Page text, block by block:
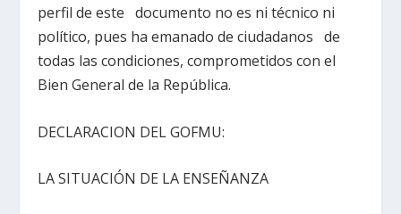
perfil de este documento no es ni técnico ni
político, pues ha emanado de ciudadanos de
todas las condiciones, comprometidos con el
Bien General de la República.
DECLARACION DEL GOFMU:
LA SITUACIÓN DE LA ENSEÑANZA